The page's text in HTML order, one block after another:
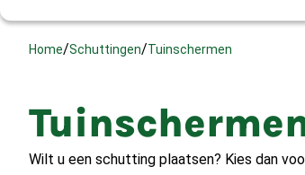
Home/Schuttingen/Tuinschermen
Wilt u een schutting plaatsen? Kies dan